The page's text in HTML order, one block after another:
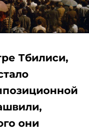
Тбилиси,
они